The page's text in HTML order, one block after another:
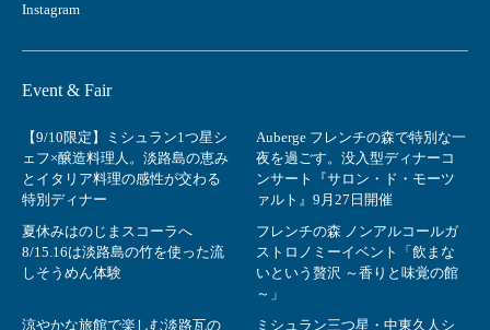
Instagram
Event & Fair
【9/10限定】ミシュラン1つ星シ
ェフ×醸造料理人。淡路島の恵み
とイタリア料理の感性が交わる
特別ディナー
Auberge フレンチの森で特別な一
夜を過ごす。没入型ディナーコ
ンサート『サロン・ド・モーツ
ァルト』9月27日開催
夏休みはのじまスコーラへ
8/15.16は淡路島の竹を使った流
しそうめん体験
フレンチの森 ノンアルコールガ
ストロノミーイベント「飲まな
いという贅沢 ～香りと味覚の館
～」
涼やかな旅館で楽しむ淡路瓦の
ミシュラン三つ星・中東久人シ